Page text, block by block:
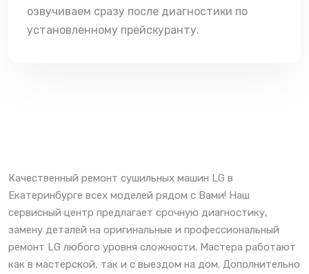
озвучиваем сразу после диагностики по
установленному прейскуранту.
Качественный ремонт сушильных машин LG в
Екатеринбурге всех моделей рядом с Вами! Наш
сервисный центр предлагает срочную диагностику,
замену деталей на оригинальные и профессиональный
ремонт LG любого уровня сложности. Мастера работают
как в мастерской, так и с выездом на дом. Дополнительно